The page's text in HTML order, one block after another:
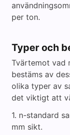
per ton.
Typer och
Tvärtemot vad
bestäms av
olika typer av
det viktigt att
1. n-standard
mm sikt.